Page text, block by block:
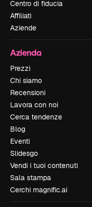
Centro di fiducia
Affiliati
Aziende
Azienda
Prezzi
Chi siamo
Recensioni
Lavora con noi
Cerca tendenze
Blog
Eventi
Slidesgo
Vendi i tuoi contenuti
Sala stampa
Cerchi magnific.ai